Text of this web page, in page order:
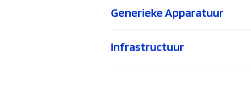
Generieke Apparatuur
Infrastructuur